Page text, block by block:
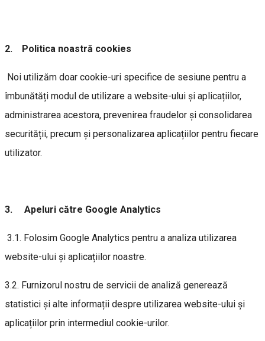
2. Politica noastră cookies
Noi utilizăm doar cookie-uri specifice de sesiune pentru a
îmbunătăți modul de utilizare a website-ului și aplicațiilor,
administrarea acestora, prevenirea fraudelor și consolidarea
securității, precum și personalizarea aplicațiilor pentru fiecare
utilizator.
3. Apeluri către Google Analytics
3.1. Folosim Google Analytics pentru a analiza utilizarea
website-ului și aplicațiilor noastre.
3.2. Furnizorul nostru de servicii de analiză generează
statistici și alte informații despre utilizarea website-ului și
aplicațiilor prin intermediul cookie-urilor.